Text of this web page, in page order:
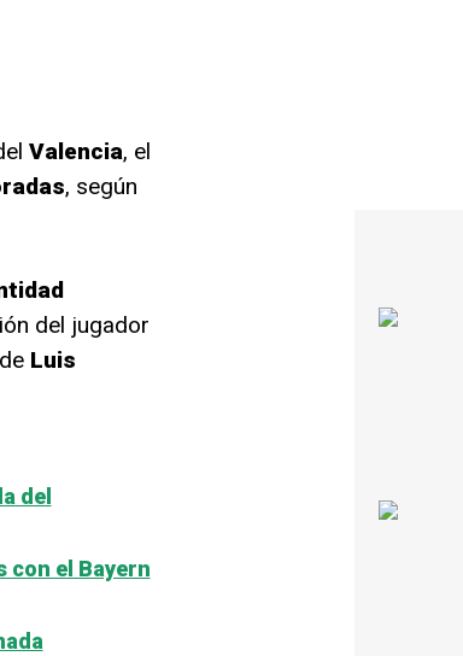
Valencia, el
, según
del jugador
Luis
del
con el Bayern